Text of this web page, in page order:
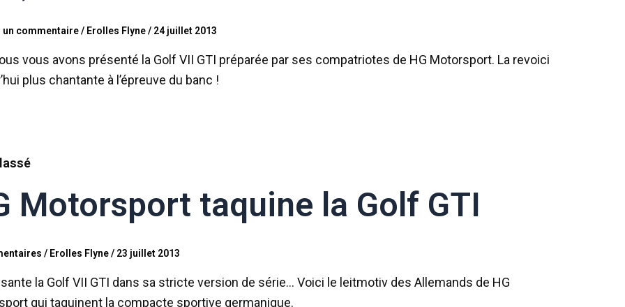
un commentaire/ Erolles Flyne/ 24 juillet 2013
vous avons présenté la Golf VII GTI préparée par ses compatriotes de HG Motorsport. La revoici
plus chantante à l’épreuve du banc !
Motorsport taquine la Golf GTI
/ Erolles Flyne/ 23 juillet 2013
la Golf VII GTI dans sa stricte version de série… Voici le leitmotiv des Allemands de HG
qui taquinent la compacte sportive germanique.